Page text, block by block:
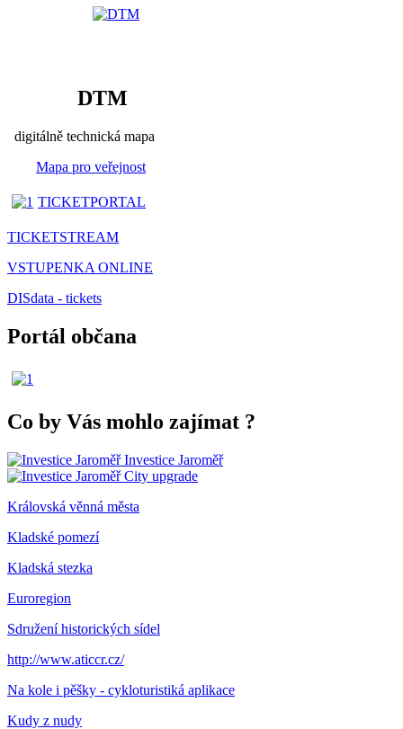
DTM
digitálně technická mapa
Mapa pro veřejnost
TICKETPORTAL
TICKETSTREAM
VSTUPENKA ONLINE
DISdata - tickets
Portál občana
Co by Vás mohlo zajímat ?
Investice Jaroměř
City upgrade
Královská věnná města
Kladské pomezí
Kladská stezka
Euroregion
Sdružení historických sídel
http://www.aticcr.cz/
Na kole i pěšky - cykloturistiká aplikace
Kudy z nudy